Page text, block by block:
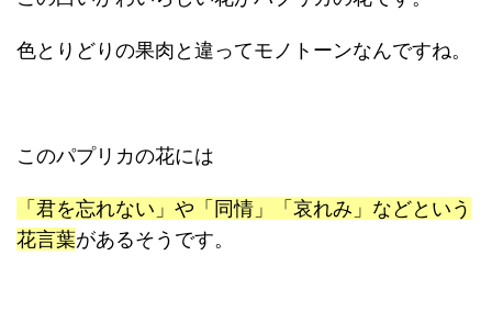
色とりどりの果肉と違ってモノトーンなんですね。
このパプリカの花には
「君を忘れない」や「同情」「哀れみ」などという
花言葉があるそうです。